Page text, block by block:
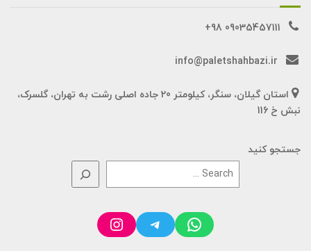
09035457111 98+
info@paletshahbazi.ir
استان گیلان، سنگر، کیلومتر 20 جاده اصلی رشت به تهران، گلسرک،
نبش خ 116
جستجو کنید
WhatsApp
Telegram
Instagram